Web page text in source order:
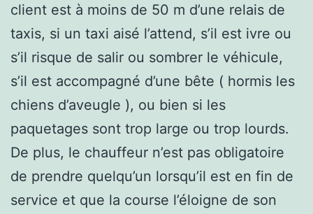
client est à moins de 50 m d’une relais de
taxis, si un taxi aisé l’attend, s’il est ivre ou
s’il risque de salir ou sombrer le véhicule,
s’il est accompagné d’une bête ( hormis les
chiens d’aveugle ), ou bien si les
paquetages sont trop large ou trop lourds.
De plus, le chauffeur n’est pas obligatoire
de prendre quelqu’un lorsqu’il est en fin de
service et que la course l’éloigne de son